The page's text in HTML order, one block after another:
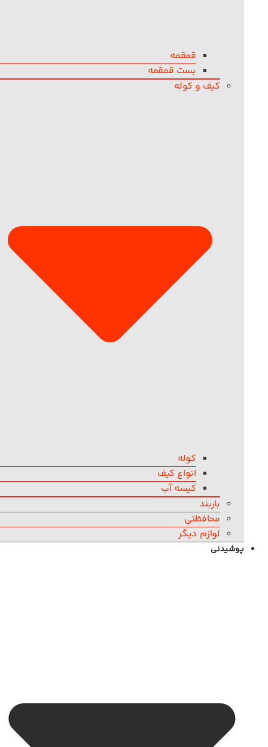
قمقمه
بست قمقمه
کیف و کوله
کوله
انواع کیف
کیسه آب
باربند
محافظتی
لوازم دیگر
پوشیدنی